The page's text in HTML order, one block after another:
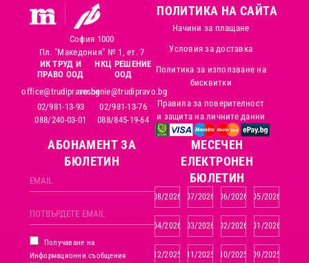
София 1000
Пл. "Македония" № 1, ет. 7
ИК ТРУД И
ПРАВО ООД
office@trudipravo.bg
02/981-13-93
088/240-03-01
НКЦ РЕШЕНИЕ
ООД
reshenie@trudipravo.bg
02/981-13-76
088/845-19-64
ПОЛИТИКА НА САЙТА
Начини за плащане
Условия за доставка
Политика за използване на
бисквитки
Правила за поверителност
и защита на личните данни
АБОНАМЕНТ ЗА
БЮЛЕТИН
Получаване на
Информационни съобщения
MЕСЕЧЕН
ЕЛЕКТРОНЕН
БЮЛЕТИН
08/2026 07/2026 06/2026 05/2026
04/2026 03/2026 02/2026 01/2026
12/2025 11/2025 10/2025 09/2025